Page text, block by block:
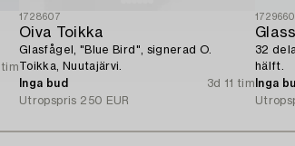
1728607
Oiva Toikka
Glasfågel, "Blue Bird", signerad O.
Toikka, Nuutajärvi.
Inga bud
3d 11 tim
Utropspris 250 EUR
32
hälft.
Inga